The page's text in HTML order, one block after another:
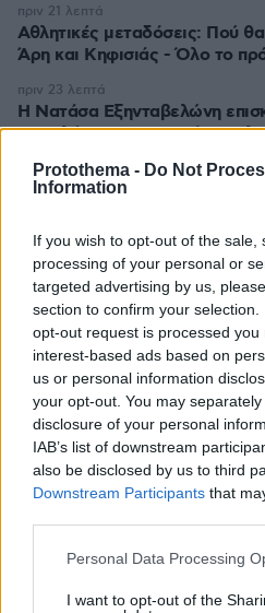
Protothema - Do Not
Information
If you wish to opt-out of the
processing of your personal or
targeted advertising by us,
section to confirm your
opt-out request is processed you
interest-based ads based on
us or personal information
your opt-out. You may
disclosure of your personal
IAB’s list of downstream
also be disclosed by us to third
Downstream Participants that
Please note that this website/
not limited to your visit or usage
Personal Data Processing
I want to opt-out of the
Αθλητικές μεταδόσεις: Πού
Άρη και Κηφισιάς - Όλο το
πριν 21 λεπτά
Η Νατάσα Εξηνταβελώνη
Μπακλέση στο μαιευτήριο:
πριν 23 λεπτά
πριν 25 λεπτά
Linktour ALUMI: Το έξυπνο
τιμή έκπληξη - Δείτε το video
πριν 25 λεπτά
Συνετρίβη πυροσβεστικό
σε μεγάλη δασική πυρκαγιά
πριν 26 λεπτά
Καρκίνος παχέος εντέρου: Το
με 50% λιγότερους
Ισπανίας
πριν 29 λεπτά